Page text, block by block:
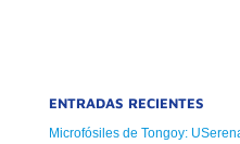
ENTRADAS RECIENTES
Microfósiles de Tongoy: